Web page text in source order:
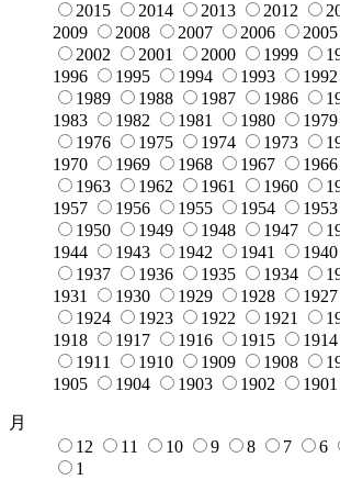
2015
2014 2013 2012
2009
2008 2007 2006 2005
2002
2001 2000 1999
1996
1995 1994 1993 1992
1989
1988 1987 1986
1983
1982 1981 1980 1979
1976
1975 1974 1973
1970
1969 1968 1967 1966
1963
1962 1961 1960
1957
1956 1955 1954 1953
1950
1949 1948 1947
1944
1943 1942 1941 1940
1937
1936 1935 1934
1931
1930 1929 1928 1927
1924
1923 1922 1921
1918
1917 1916 1915 1914
1911
1910 1909 1908
1905
1904 1903 1902 1901
月
12
11 10 9 8 7 6
1